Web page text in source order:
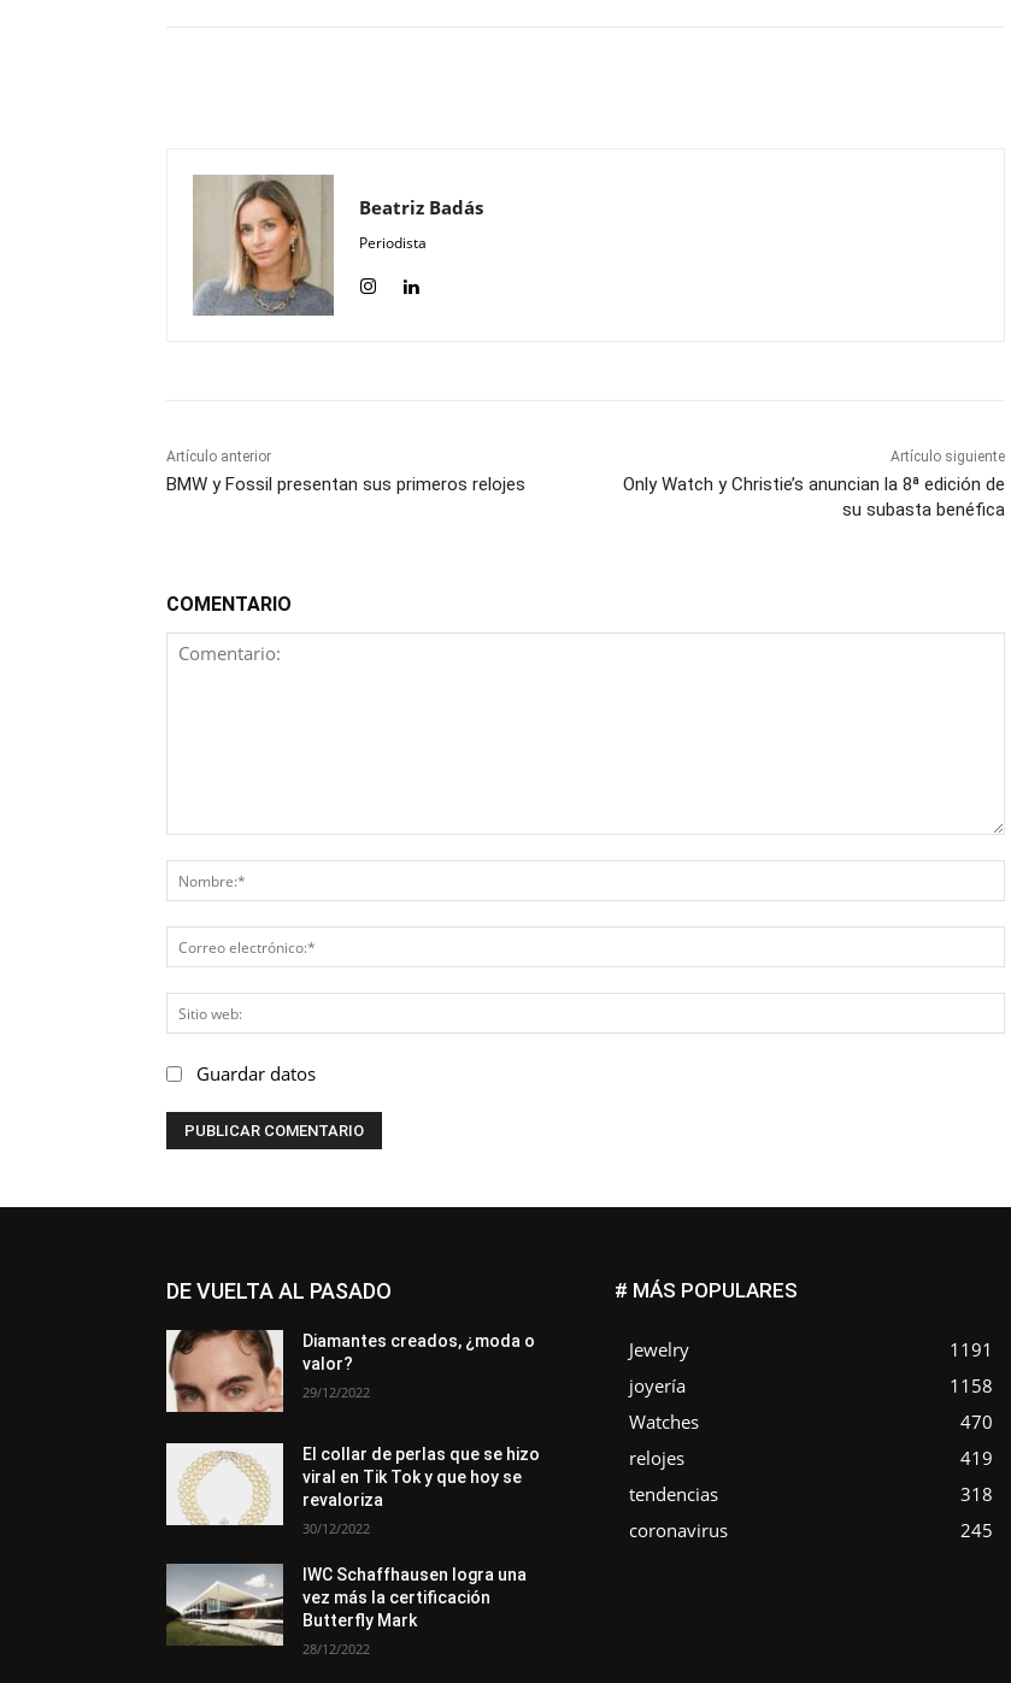
Beatriz Badás
Periodista
Artículo anterior
BMW y Fossil presentan sus primeros relojes
Artículo siguiente
Only Watch y Christie’s anuncian la 8ª edición de
su subasta benéfica
COMENTARIO
Guardar datos
DE VUELTA AL PASADO
Diamantes creados, ¿moda o
valor?
29/12/2022
El collar de perlas que se hizo
viral en Tik Tok y que hoy se
revaloriza
30/12/2022
IWC Schaffhausen logra una
vez más la certificación
Butterfly Mark
28/12/2022
# MÁS POPULARES
Jewelry
1191
joyería
1158
Watches
470
relojes
419
tendencias
318
coronavirus
245